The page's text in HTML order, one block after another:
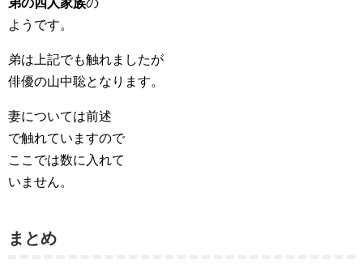
弟の四人家族の
ようです。
弟は上記でも触れましたが
俳優の山中聡となります。
妻については前述
で触れていますので
ここでは数に入れて
いません。
まとめ